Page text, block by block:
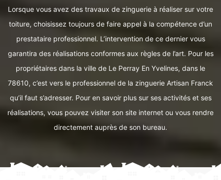
Lorsque vous avez des travaux de zinguerie à réaliser sur votre
toiture, choisissez toujours de faire appel à la compétence d’un
prestataire professionnel. L’intervention de ce dernier vous
garantira des réalisations conformes aux règles de l’art. Pour les
propriétaires dans la ville de Le Perray En Yvelines, dans le
78610, c’est vers le professionnel de la zinguerie Artisan Franck
qu’il faut s’adresser. Pour en savoir plus sur ses activités et ses
réalisations, vous pouvez visiter son site internet ou vous rendre
directement auprès de son bureau.